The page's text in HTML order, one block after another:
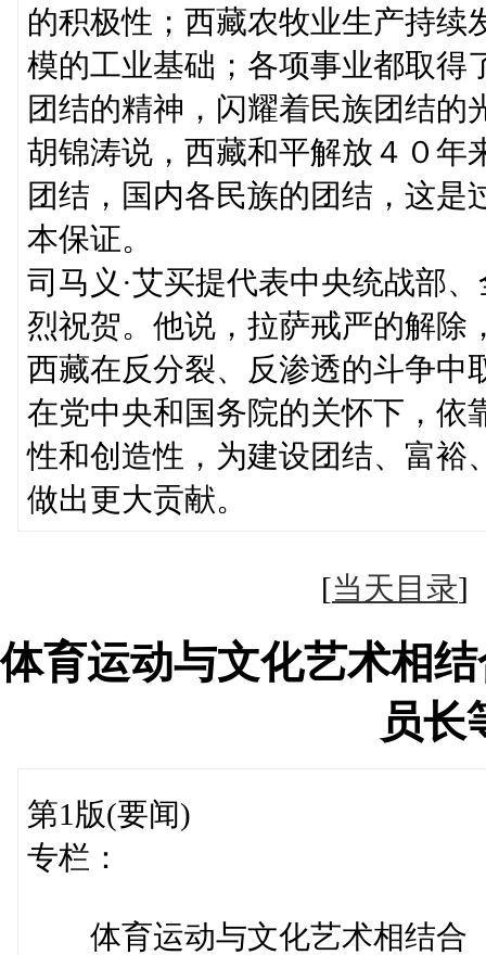
的积极性；西藏农牧业生产持续
模的工业基础；各项事业都取得
团结的精神，闪耀着民族团结的
胡锦涛说，西藏和平解放４０年
团结，国内各民族的团结，这
本保证。
司马义·艾买提代表中央统战部
烈祝贺。他说，拉萨戒严的解除
西藏在反分裂、反渗透的斗争中
在党中央和国务院的关怀下，依
性和创造性，为建设团结、富裕
做出更大贡献。
[当天目录
体育运动与文化艺术相
员长
第1版(要闻)
专栏：
体育运动与文化艺术相结合